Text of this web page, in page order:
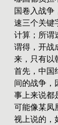
国卷入战争
速三个关键
计算；所谓
谓得，开战
来，只有以
首先，中国
间的战争，
事上来说都
可能像某凤
视上说的，